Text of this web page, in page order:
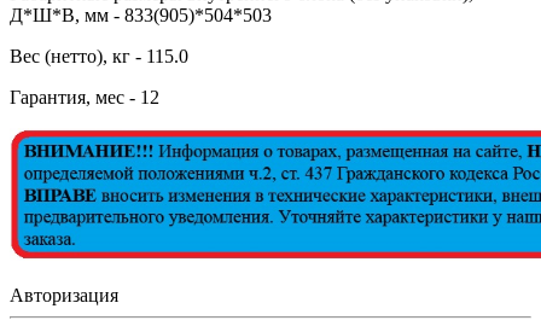
Д*Ш*В, мм - 833(905)*504*503
Вес (нетто), кг - 115.0
Гарантия, мес - 12
Авторизация